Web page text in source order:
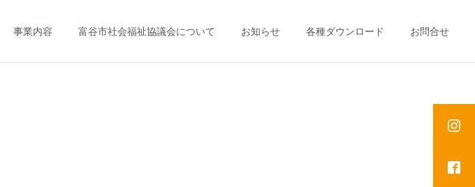
事業内容 富谷市社会福祉協議会について お知らせ 各種ダウンロード お問合せ